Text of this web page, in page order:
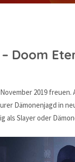
– Doom
2019
Dämonenjagd in
als Slayer oder